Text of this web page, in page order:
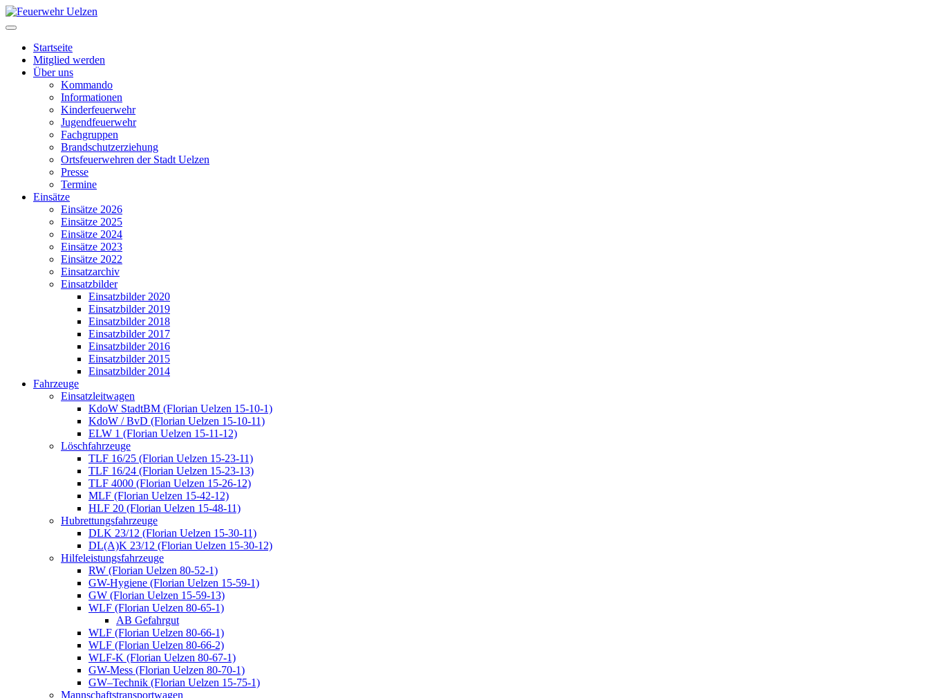
Startseite
Mitglied werden
Über uns
Kommando
Informationen
Kinderfeuerwehr
Jugendfeuerwehr
Fachgruppen
Brandschutzerziehung
Ortsfeuerwehren der Stadt Uelzen
Presse
Termine
Einsätze
Einsätze 2026
Einsätze 2025
Einsätze 2024
Einsätze 2023
Einsätze 2022
Einsatzarchiv
Einsatzbilder
Einsatzbilder 2020
Einsatzbilder 2019
Einsatzbilder 2018
Einsatzbilder 2017
Einsatzbilder 2016
Einsatzbilder 2015
Einsatzbilder 2014
Fahrzeuge
Einsatzleitwagen
KdoW StadtBM (Florian Uelzen 15-10-1)
KdoW / BvD (Florian Uelzen 15-10-11)
ELW 1 (Florian Uelzen 15-11-12)
Löschfahrzeuge
TLF 16/25 (Florian Uelzen 15-23-11)
TLF 16/24 (Florian Uelzen 15-23-13)
TLF 4000 (Florian Uelzen 15-26-12)
MLF (Florian Uelzen 15-42-12)
HLF 20 (Florian Uelzen 15-48-11)
Hubrettungsfahrzeuge
DLK 23/12 (Florian Uelzen 15-30-11)
DL(A)K 23/12 (Florian Uelzen 15-30-12)
Hilfeleistungsfahrzeuge
RW (Florian Uelzen 80-52-1)
GW-Hygiene (Florian Uelzen 15-59-1)
GW (Florian Uelzen 15-59-13)
WLF (Florian Uelzen 80-65-1)
AB Gefahrgut
WLF (Florian Uelzen 80-66-1)
WLF (Florian Uelzen 80-66-2)
WLF-K (Florian Uelzen 80-67-1)
GW-Mess (Florian Uelzen 80-70-1)
GW–Technik (Florian Uelzen 15-75-1)
Mannschaftstransportwagen